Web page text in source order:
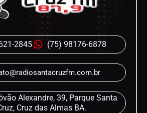
2845 (75) 98176-6878
Alexandre, 39, Parque Santa
Cruz das Almas BA.